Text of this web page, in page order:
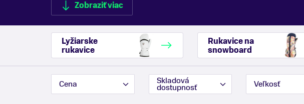
Zobraziť viac
Zobraziť menej
Lyžiarske
rukavice
Rukavice na
snowboard
Cena Skladová
dostupnosť Veľkosť